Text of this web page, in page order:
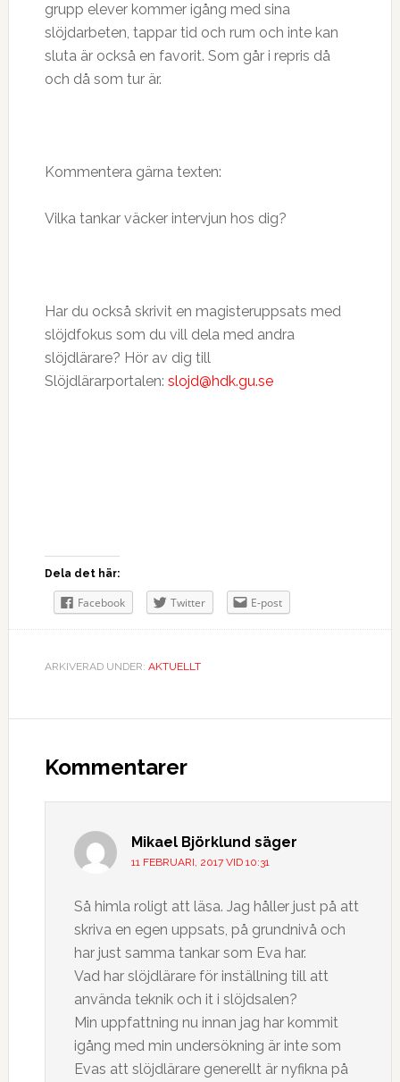
grupp elever kommer igång med sina
slöjdarbeten, tappar tid och rum och inte kan
sluta är också en favorit. Som går i repris då
och då som tur är.
Kommentera gärna texten:
Vilka tankar väcker intervjun hos dig?
Har du också skrivit en magisteruppsats med
slöjdfokus som du vill dela med andra
slöjdlärare? Hör av dig till
Slöjdlärarportalen: slojd@hdk.gu.se
Dela det här:
Facebook Twitter E-post
ARKIVERAD UNDER: AKTUELLT
Kommentarer
Mikael Björklund säger
11 FEBRUARI, 2017 VID 10:31
Så himla roligt att läsa. Jag håller just på att
skriva en egen uppsats, på grundnivå och
har just samma tankar som Eva har.
Vad har slöjdlärare för inställning till att
använda teknik och it i slöjdsalen?
Min uppfattning nu innan jag har kommit
igång med min undersökning är inte som
Evas att slöjdlärare generellt är nyfikna på